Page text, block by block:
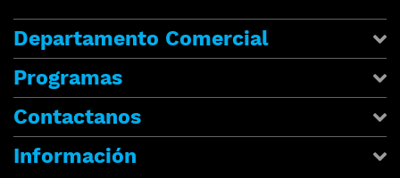
Departamento Comercial
Programas
Contactanos
Información